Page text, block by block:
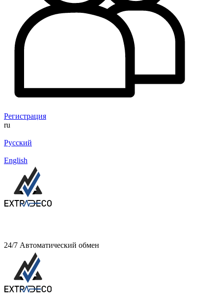
Регистрация
ru
Русский
English
24/7 Автоматический обмен